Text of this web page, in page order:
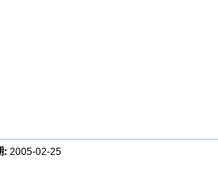
: 2005-02-25